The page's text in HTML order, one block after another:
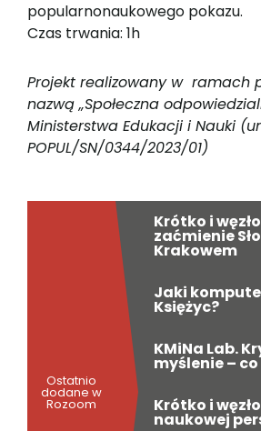
popularnonaukowego pokazu.
Czas trwania: 1h
Projekt realizowany w ramach
nazwą „Społeczna
Ministerstwa Edukacji i Nauki
POPUL/SN/0344/2023/01)
Ostatnio
dodane w
Rozoom
Krótko i
zaćmienie
Krakowem
Jaki
Księżyc?
KMiNa Lab.
myślenie –
Krótko i
naukowej